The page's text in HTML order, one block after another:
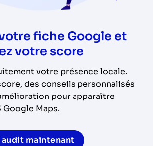
fiche Google et
votre score
votre présence locale.
des conseils personnalisés
pour apparaître
Google Maps.
audit maintenant